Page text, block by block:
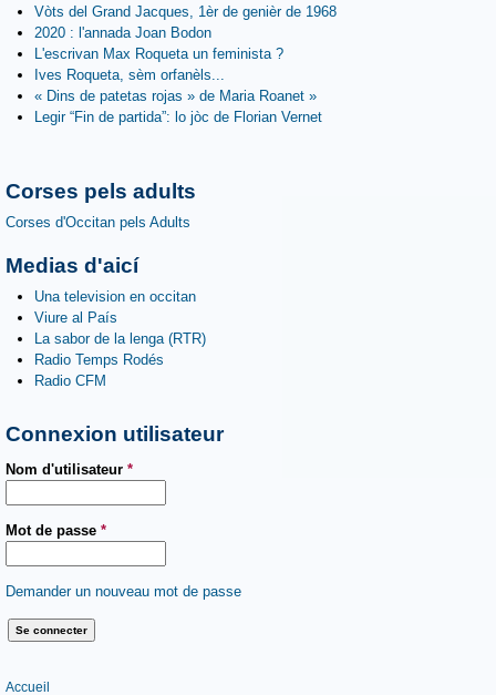
Vòts del Grand Jacques, 1èr de genièr de 1968
2020 : l'annada Joan Bodon
L'escrivan Max Roqueta un feminista ?
Ives Roqueta, sèm orfanèls...
« Dins de patetas rojas » de Maria Roanet »
Legir “Fin de partida”: lo jòc de Florian Vernet
Corses pels adults
Corses d'Occitan pels Adults
Medias d'aicí
Una television en occitan
Viure al País
La sabor de la lenga (RTR)
Radio Temps Rodés
Radio CFM
Connexion utilisateur
Nom d'utilisateur *
Mot de passe *
Demander un nouveau mot de passe
Vous êtes ici
Accueil